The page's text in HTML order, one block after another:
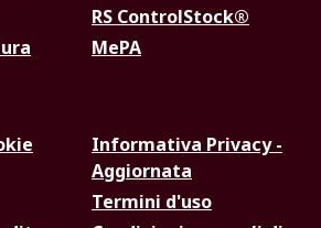
RS ControlStock®
MePA
Informativa Privacy -
Aggiornata
Termini d'uso